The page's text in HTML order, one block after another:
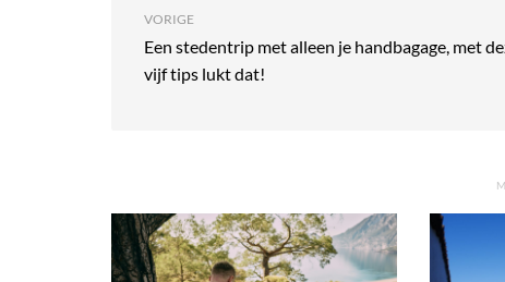
VORIGE
Een stedentrip met alleen je handbagage, met
vijf tips lukt dat!